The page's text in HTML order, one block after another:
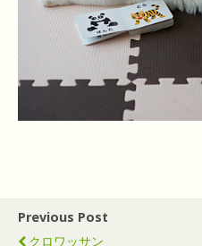
Previous Post
クロワッサン